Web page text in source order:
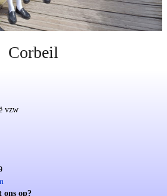
Corbeil
vzw
ons op?